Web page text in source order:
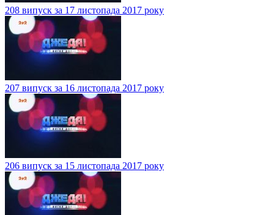
208 випуск за 17 листопада 2017 року
207 випуск за 16 листопада 2017 року
206 випуск за 15 листопада 2017 року